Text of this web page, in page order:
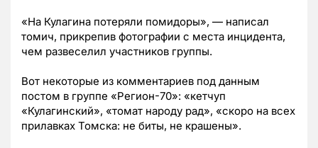
«На Кулагина потеряли помидоры», — написал
томич, прикрепив фотографии с места инцидента,
чем развеселил участников группы.
Вот некоторые из комментариев под данным
постом в группе «Регион-70»: «кетчуп
«Кулагинский», «томат народу рад», «скоро на всех
прилавках Томска: не биты, не крашены».